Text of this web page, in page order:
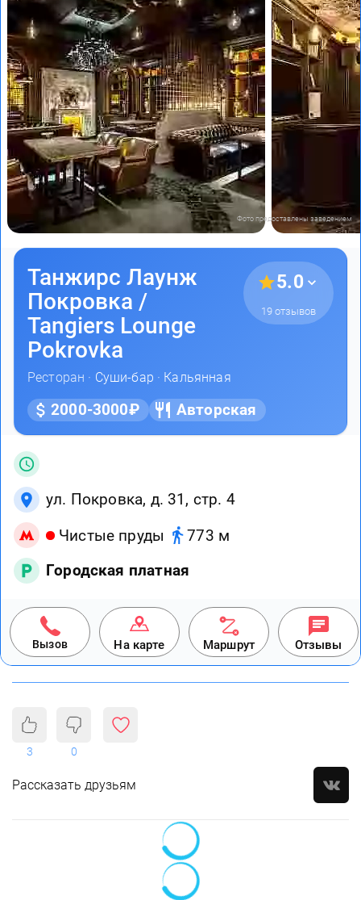
Фото предоставлены заведением
Танжирс Лаунж
Покровка /
Tangiers Lounge
Pokrovka
Ресторан · Суши-бар · Кальянная
5.0
19 отзывов
2000-3000₽ Авторская
ул. Покровка, д. 31, стр. 4
Чистые пруды
773 м
Городская платная
Вызов На карте Маршрут Отзывы
3 0
Рассказать друзьям